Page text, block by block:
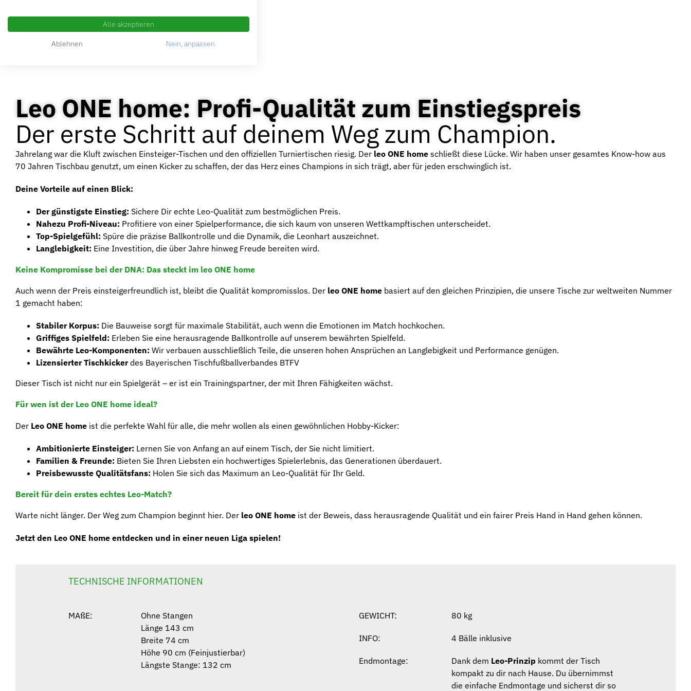
Leo ONE home: Profi-Qualität zum Einstiegspreis
Der erste Schritt auf deinem Weg zum Champion.
Jahrelang war die Kluft zwischen Einsteiger-Tischen und den offiziellen Turniertischen riesig. Der leo ONE homeschließt diese Lücke. Wir haben unser gesamtes Know-how aus
70 Jahren Tischbau genutzt, um einen Kicker zu schaffen, der das Herz eines Champions in sich trägt, aber für jeden erschwinglich ist.
Deine Vorteile auf einen Blick:
Der günstigste Einstieg: Sichere Dir echte Leo-Qualität zum bestmöglichen Preis.
Nahezu Profi-Niveau: Profitiere von einer Spielperformance, die sich kaum von unseren Wettkampftischen unterscheidet.
Top-Spielgefühl: Spüre die präzise Ballkontrolle und die Dynamik, die Leonhart auszeichnet.
Langlebigkeit: Eine Investition, die über Jahre hinweg Freude bereiten wird.
Keine Kompromisse bei der DNA: Das steckt im leo ONE home
Auch wenn der Preis einsteigerfreundlich ist, bleibt die Qualität kompromisslos. Der leo ONE homebasiert auf den gleichen Prinzipien, die unsere Tische zur weltweiten Nummer
1 gemacht haben:
Stabiler Korpus: Die Bauweise sorgt für maximale Stabilität, auch wenn die Emotionen im Match hochkochen.
Griffiges Spielfeld: Erleben Sie eine herausragende Ballkontrolle auf unserem bewährten Spielfeld.
Bewährte Leo-Komponenten: Wir verbauen ausschließlich Teile, die unseren hohen Ansprüchen an Langlebigkeit und Performance genügen.
Lizensierter Tischkickerdes Bayerischen Tischfußballverbandes BTFV
Dieser Tisch ist nicht nur ein Spielgerät – er ist ein Trainingspartner, der mit Ihren Fähigkeiten wächst.
Für wen ist der Leo ONE home ideal?
Der Leo ONE homeist die perfekte Wahl für alle, die mehr wollen als einen gewöhnlichen Hobby-Kicker:
Ambitionierte Einsteiger: Lernen Sie von Anfang an auf einem Tisch, der Sie nicht limitiert.
Familien & Freunde: Bieten Sie Ihren Liebsten ein hochwertiges Spielerlebnis, das Generationen überdauert.
Preisbewusste Qualitätsfans: Holen Sie sich das Maximum an Leo-Qualität für Ihr Geld.
Bereit für dein erstes echtes Leo-Match?
Warte nicht länger. Der Weg zum Champion beginnt hier. Der leo ONE homeist der Beweis, dass herausragende Qualität und ein fairer Preis Hand in Hand gehen können.
Jetzt den Leo ONE home entdecken und in einer neuen Liga spielen!
TECHNISCHE INFORMATIONEN
MAßE:
Ohne Stangen
Länge 143 cm
Breite 74 cm
Höhe 90 cm (Feinjustierbar)
Längste Stange: 132 cm
GEWICHT:
INFO:
Endmontage:
80 kg
4 Bälle inklusive
Dank dem Leo-Prinzip kommt der Tisch
kompakt zu dir nach Hause. Du übernimmst
die einfache Endmontage und sicherst dir so
Alle akzeptieren
Ablehnen Nein, anpassen